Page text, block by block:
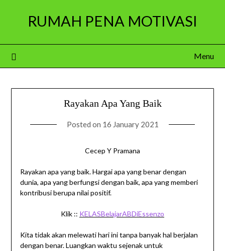
RUMAH PENA MOTIVASI
Menu
Rayakan Apa Yang Baik
Posted on 16 January 2021
Cecep Y Pramana
Rayakan apa yang baik. Hargai apa yang benar dengan
dunia, apa yang berfungsi dengan baik, apa yang memberi
kontribusi berupa nilai positif.
Klik :: KELASBelajarABDiEssenzo
Kita tidak akan melewati hari ini tanpa banyak hal berjalan
dengan benar. Luangkan waktu sejenak untuk